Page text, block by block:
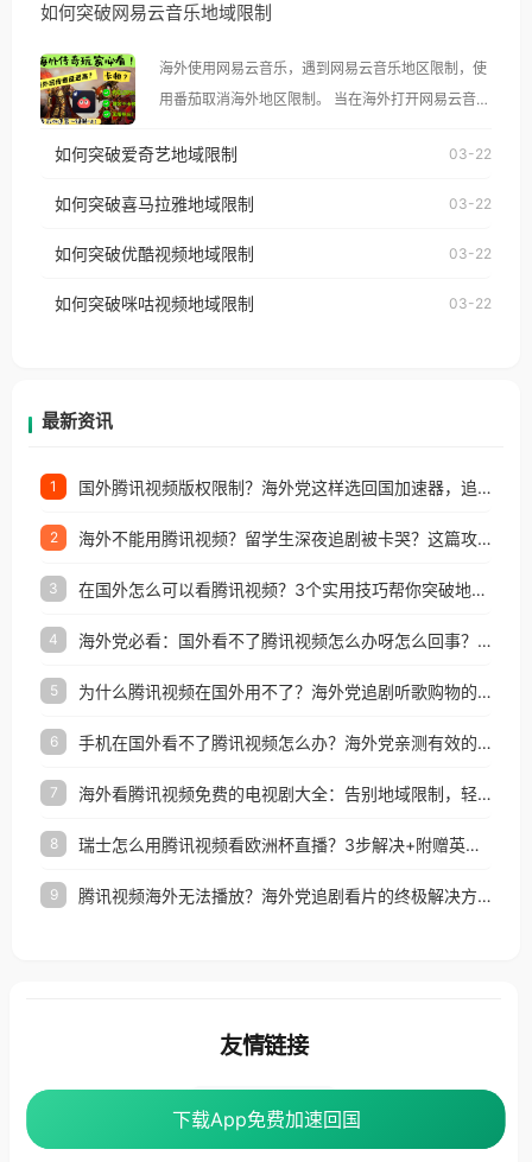
示语。 海外用户如香港、澳门、台湾、美国、加拿
像其他音乐平台一样，出现地区及版权限制问题，且
仅能在中国大陆地区播放。 遇到这个问题的朋友们，
使用番茄回国加速器，即可解决「海外用户收听腾讯
台湾、美国、加拿大、澳大利亚、欧洲等国家和地区
权限制所困扰。
如何突破网易云音乐地域限制
海外使用网易云音乐，遇到网易云音乐地区限制，使
用番茄取消海外地区限制。 当在海外打开网易云音
播放”的提示语。 海外用户如香港、澳门、台湾、美
国、加拿大、澳大利亚、欧洲等国家和地区时，网易
制问题，且仅能在中国大陆地区播放。 遇到这个问题
户收听网易云音乐地区版权限制」的问题，无论人在
如何突破爱奇艺地域限制 03-22
如何突破喜马拉雅地域限制 03-22
如何突破优酷视频地域限制 03-22
如何突破咪咕视频地域限制 03-22
最新资讯
1 国外腾讯视频版权限制？海外党这样选回国加速器，追剧听歌办事全搞定
2 海外不能用腾讯视频？留学生深夜追剧被卡哭？这篇攻略帮你一键回国看剧听歌
3 在国外怎么可以看腾讯视频？3个实用技巧帮你突破地域限制（附避坑指南）
4 海外党必看：国外看不了腾讯视频怎么办呀怎么回事？3步解决地区限制
5 为什么腾讯视频在国外用不了？海外党追剧听歌购物的终极解决方案
6 手机在国外看不了腾讯视频怎么办？海外党亲测有效的追剧自由指南
7 海外看腾讯视频免费的电视剧大全：告别地域限制，轻松追剧的实用指南
8 瑞士怎么用腾讯视频看欧洲杯直播？3步解决+附赠英国多米音乐爱奇艺省钱攻略
9 腾讯视频海外无法播放？海外党追剧看片的终极解决方案来了
下载App免费加速回国
下载App免费加速回国
友情链接